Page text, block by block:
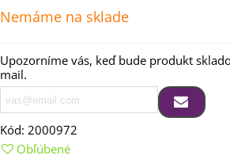
Nemáme na sklade
Upozorníme vás, keď bude produkt
mail.
Kód: 2000972
Obľúbené